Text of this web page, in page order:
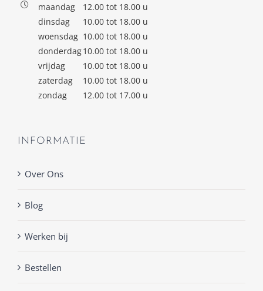
maandag
12.00 tot 18.00 u
dinsdag
10.00 tot 18.00 u
woensdag 10.00 tot 18.00 u
donderdag10.00 tot 18.00 u
vrijdag
10.00 tot 18.00 u
zaterdag
10.00 tot 18.00 u
zondag
12.00 tot 17.00 u
INFORMATIE
Over Ons
Blog
Werken bij
Bestellen